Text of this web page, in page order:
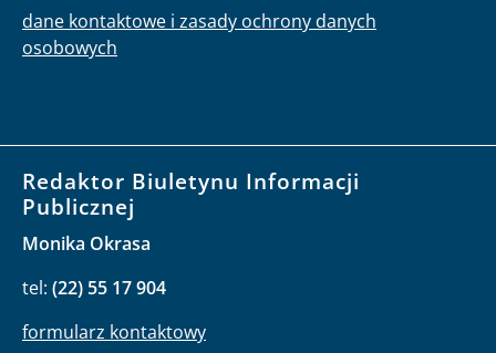
dane kontaktowe i zasady ochrony danych
osobowych
Redaktor Biuletynu Informacji
Publicznej
Monika Okrasa
tel: (22) 55 17 904
formularz kontaktowy